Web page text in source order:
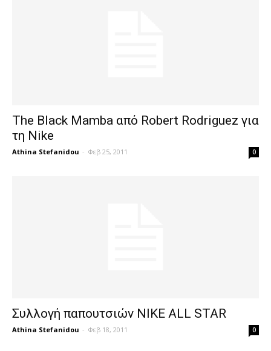
The Black Mamba από Robert Rodriguez για
τη Nike
Athina Stefanidou - Φεβ 25, 2011 0
Συλλογή παπουτσιών NIKE ALL STAR
Athina Stefanidou - Φεβ 18, 2011 0